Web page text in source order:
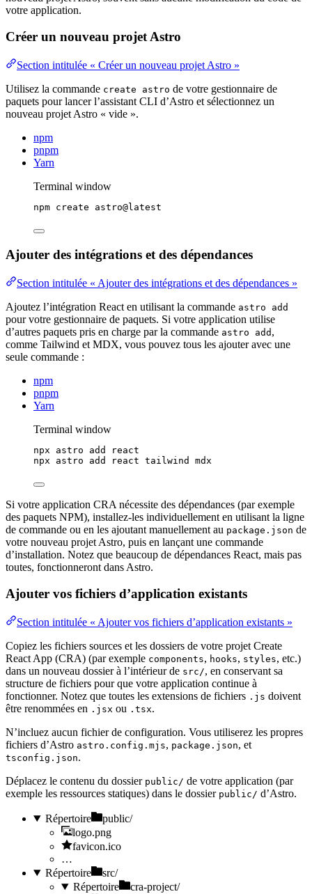
votre application.
Créer un nouveau projet Astro
Section intitulée « Créer un nouveau projet Astro »
Utilisez la commande create astro de votre gestionnaire de
paquets pour lancer l’assistant CLI d’Astro et sélectionnez un
nouveau projet Astro « vide ».
npm
pnpm
Yarn
Terminal window
npm create astro@latest
Ajouter des intégrations et des dépendances
Section intitulée « Ajouter des intégrations et des dépendances »
Ajoutez l’intégration React en utilisant la commande astro add
pour votre gestionnaire de paquets. Si votre application utilise
d’autres paquets pris en charge par la commande astro add ,
comme Tailwind et MDX, vous pouvez tous les ajouter avec une
seule commande :
npm
pnpm
Yarn
Terminal window
npx astro add
react
npx
astro add react tailwind mdx
Si votre application CRA nécessite des dépendances (par exemple
des paquets NPM), installez-les individuellement en utilisant la ligne
de commande ou en les ajoutant manuellement au package.json de
votre nouveau projet Astro, puis en lançant une commande
d’installation. Notez que beaucoup de dépendances React, mais pas
toutes, fonctionneront dans Astro.
Ajouter vos fichiers d’application existants
Section intitulée « Ajouter vos fichiers d’application existants »
Copiez les fichiers sources et les dossiers de votre projet Create
React App (CRA) (par exemple components, hooks, styles, etc.)
dans un nouveau dossier à l’intérieur de src/, en conservant sa
structure de fichiers pour que votre application continue à
fonctionner. Notez que toutes les extensions de fichiers .js doivent
être renommées en .jsx ou .tsx.
N’incluez aucun fichier de configuration. Vous utiliserez les propres
fichiers d’Astro astro.config.mjs, package.json, et
tsconfig.json.
Déplacez le contenu du dossier public/ de votre application (par
exemple les ressources statiques) dans le dossier public/ d’Astro.
Répertoire
public/
logo.png
favicon.ico
…
Répertoire
src/
Répertoire
cra-project/